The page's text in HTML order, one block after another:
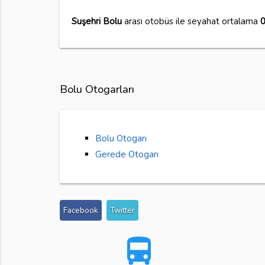
Suşehri Boluarası otobüs ile seyahat ortalama
Bolu Otogarları
Bolu Otogarı
Gerede Otogarı
Facebook Twitter
directions_bus